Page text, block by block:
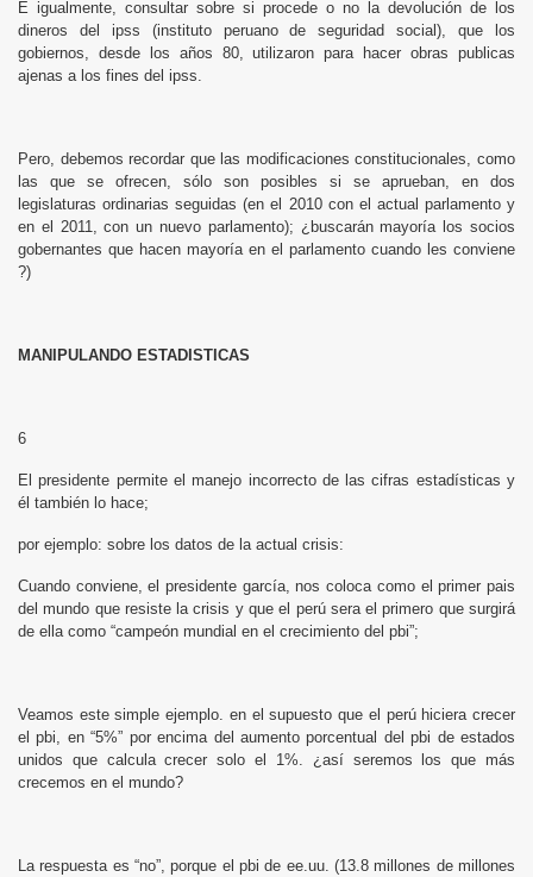
E igualmente, consultar sobre si procede o no la devolución de los
dineros del ipss (instituto peruano de seguridad social), que los
gobiernos, desde los años 80, utilizaron para hacer obras publicas
ajenas a los fines del ipss.
Pero, debemos recordar que las modificaciones constitucionales, como
las que se ofrecen, sólo son posibles si se aprueban, en dos
legislaturas ordinarias seguidas (en el 2010 con el actual parlamento y
en el 2011, con un nuevo parlamento); ¿buscarán mayoría los socios
gobernantes que hacen mayoría en el parlamento cuando les conviene
?)
MANIPULANDO ESTADISTICAS
6
El presidente permite el manejo incorrecto de las cifras estadísticas y
él también lo hace;
por ejemplo: sobre los datos de la actual crisis:
Cuando conviene, el presidente garcía, nos coloca como el primer pais
del mundo que resiste la crisis y que el perú sera el primero que surgirá
de ella como “campeón mundial en el crecimiento del pbi”;
Veamos este simple ejemplo. en el supuesto que el perú hiciera crecer
el pbi, en “5%” por encima del aumento porcentual del pbi de estados
unidos que calcula crecer solo el 1%. ¿así seremos los que más
crecemos en el mundo?
La respuesta es “no”, porque el pbi de ee.uu. (13.8 millones de millones